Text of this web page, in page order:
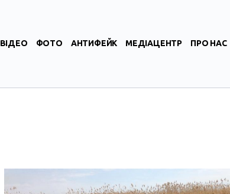
ВІДЕО ФОТО АНТИФЕЙК МЕДІАЦЕНТР ПРО НАС